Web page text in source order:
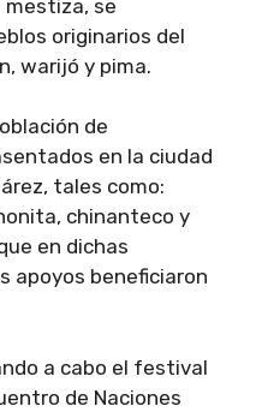
mestiza, se
originarios del
warijó y pima.
de
en la ciudad
tales como:
chinanteco y
en dichas
apoyos beneficiaron
a cabo el festival
de Naciones